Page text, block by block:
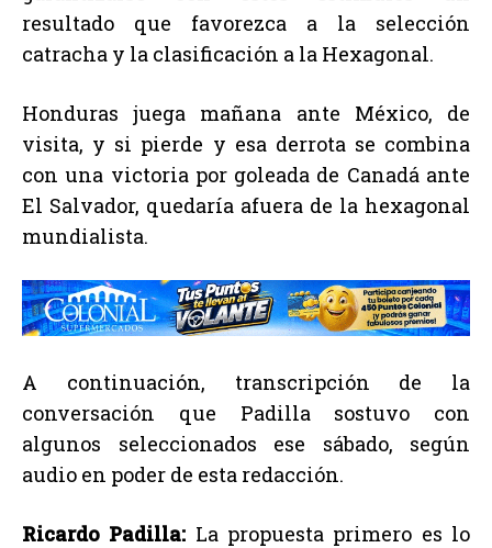
resultado que favorezca a la selección
catracha y la clasificación a la Hexagonal.
Honduras juega mañana ante México, de
visita, y si pierde y esa derrota se combina
con una victoria por goleada de Canadá ante
El Salvador, quedaría afuera de la hexagonal
mundialista.
A continuación, transcripción de la
conversación que Padilla sostuvo con
algunos seleccionados ese sábado, según
audio en poder de esta redacción.
Ricardo Padilla: La propuesta primero es lo